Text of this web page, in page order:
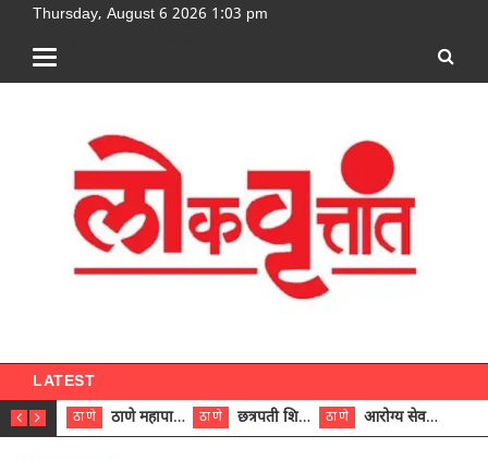
Thursday, August 6 2026 1:03 pm
LATEST
ठाणे ठाणे महापालिकेच्या नऊ प्रभाग समित्यांवर अध्यक्ष विराजमान ठाणे छत्रपती शिवाजी महाराज रुग्णालयात दुर्मिळ ट्युमरची यशस्वी शस्त्रक्रिया ठाणे आरोग्य सेवक (पुरुष) पदावरून ११ कर्मचाऱ्यांना आरोग्य सहाय्यक (पुरुष) पदावर पदोन्नती; मुख्य कार्यकारी अधिकारी रणजित यादव यांच्या हस्ते आदेश वितरण